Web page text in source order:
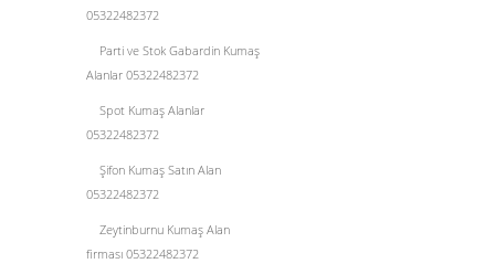
05322482372
Parti ve Stok Gabardin Kumaş
Alanlar 05322482372
Spot Kumaş Alanlar
05322482372
Şifon Kumaş Satın Alan
05322482372
Zeytinburnu Kumaş Alan
firması 05322482372